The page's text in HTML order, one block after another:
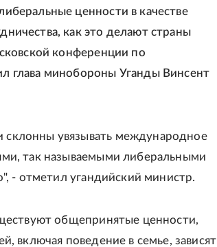
ценности в качестве
как это делают страны
конференции по
глава минобороны Уганды Винсент
увязывать международное
так называемыми либеральными
- отметил угандийский министр.
общепринятые ценности,
включая поведение в семье, зависят